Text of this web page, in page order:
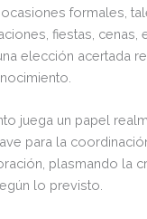
formales,
fiestas, cenas,
elección acertada
juega un papel
para la
plasmando la
lo previsto.